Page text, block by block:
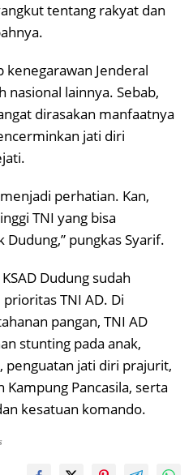
tentang rakyat dan
kenegarawan Jenderal
lainnya. Sebab,
dirasakan manfaatnya
jati diri
perhatian. Kan,
TNI yang bisa
pungkas Syarif.
Dudung sudah
TNI AD. Di
pangan, TNI AD
stunting pada anak,
penguatan jati diri prajurit,
Kampung Pancasila, serta
kesatuan komando.